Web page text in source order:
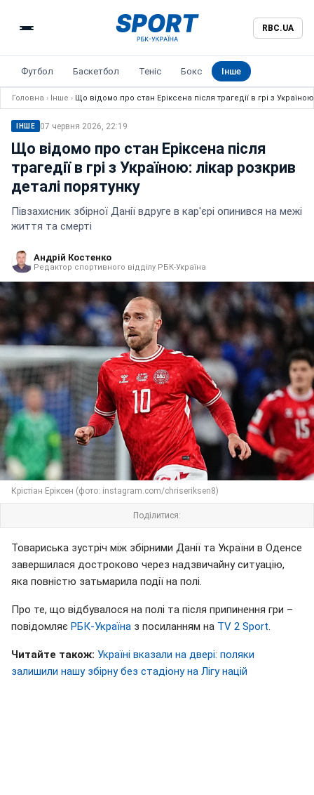
RBC.UA
Футбол Баскетбол Теніс Бокс Інше
Головна › Інше › Що відомо про стан Еріксена після трагедії в грі з
ІНШЕ 07 червня 2026, 22:19
Що відомо про стан Еріксена після
трагедії в грі з Україною: лікар розкрив
деталі порятунку
Півзахисник збірної Данії вдруге в кар'єрі опинився на межі
життя та смерті
Андрій Костенко
Редактор спортивного відділу РБК-Україна
Крістіан Еріксен (фото: instagram.com/chriseriksen8)
Поділитися:
Товариська зустріч між збірними Данії та України в Оденсе
завершилася достроково через надзвичайну ситуацію,
яка повністю затьмарила події на полі.
Про те, що відбувалося на полі та після припинення гри –
повідомляє РБК-Україна з посиланням на TV 2 Sport
Читайте також: Україні вказали на двері: поляки
залишили нашу збірну без стадіону на Лігу націй